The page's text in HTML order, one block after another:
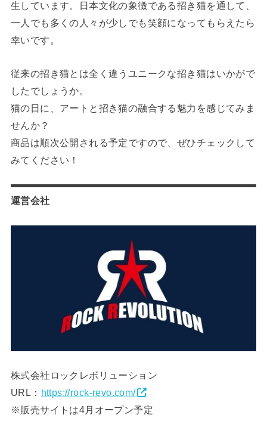
生しています。日本文化の象徴である招き猫を通して、
一人でも多くの人々が少しでも笑顔になってもらえたら
幸いです。
従来の招き猫とは全く違うユニークな招き猫はいかがで
したでしょうか。
猫の日に、アートと招き猫の融合する魅力を感じてみま
せんか？
商品は順次公開される予定ですので、ぜひチェックして
みてください！
運営会社
株式会社ロックレボリューション
URL： https://rock-revo.com/
※販売サイトは4月オープン予定